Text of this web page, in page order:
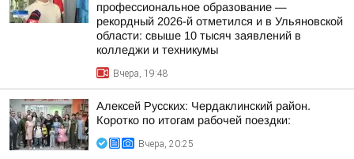
профессиональное образование —
рекордный 2026-й отметился и в Ульяновской
области: свыше 10 тысяч заявлений в
колледжи и техникумы
Вчера, 19:48
Алексей Русских: Чердаклинский район.
Коротко по итогам рабочей поездки:
Вчера, 20:25